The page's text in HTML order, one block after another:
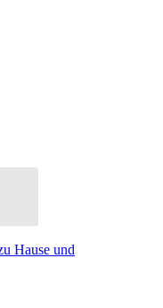
Hause und